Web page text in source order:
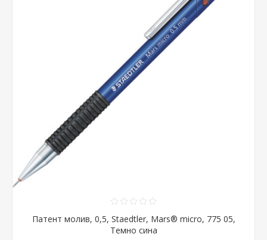
Патент молив, 0,5, Staedtler, Mars® micro, 775 05,
Темно сина